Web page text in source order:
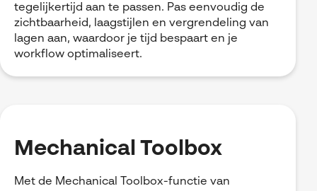
tegelijkertijd aan te passen. Pas eenvoudig de
zichtbaarheid, laagstijlen en vergrendeling van
lagen aan, waardoor je tijd bespaart en je
workflow optimaliseert.
Mechanical Toolbox
Met de Mechanical Toolbox-functie van